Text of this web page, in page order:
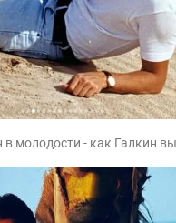
молодости - как Галкин